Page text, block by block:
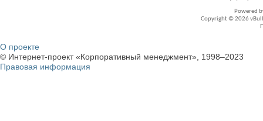
Powered
Copyright © 2026
О проекте
© Интернет-проект «Корпоративный менеджмент», 1998–2023
Правовая информация